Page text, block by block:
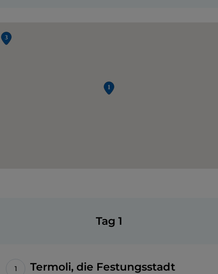
Tag 1
Termoli, die Festungsstadt